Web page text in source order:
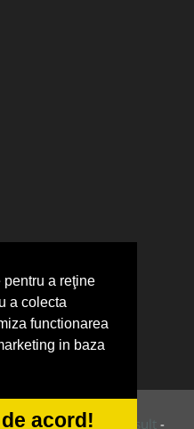
a reţine
a colecta
functionarea
in baza
acord!
&Tokaido Consult -